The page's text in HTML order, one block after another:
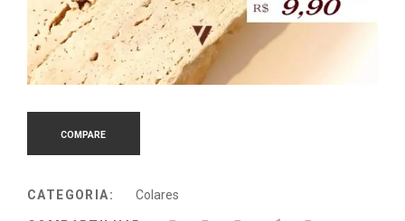
COMPARE
CATEGORIA: Colares